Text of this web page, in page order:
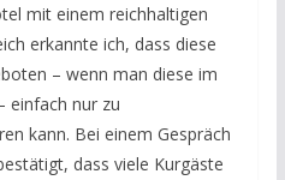
mit einem reichhaltigen
erkannte ich, dass diese
– wenn man diese im
einfach nur zu
kann. Bei einem Gespräch
dass viele Kurgäste